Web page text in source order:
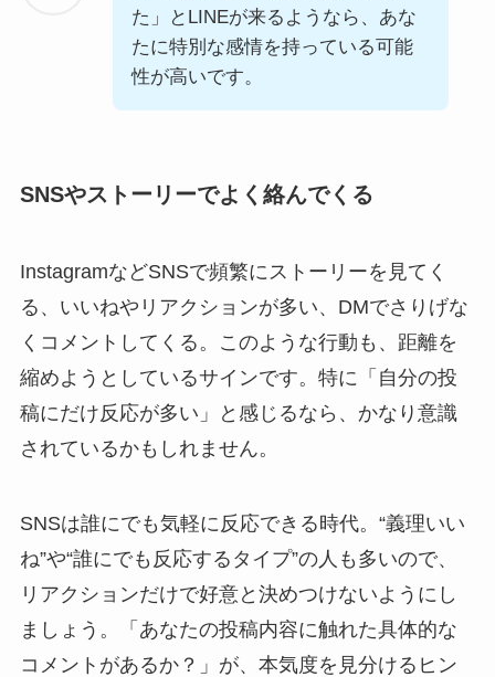
た」とLINEが来るようなら、あな
たに特別な感情を持っている可能
性が高いです。
SNSやストーリーでよく絡んでくる
InstagramなどSNSで頻繁にストーリーを見てく
る、いいねやリアクションが多い、DMでさりげな
くコメントしてくる。このような行動も、距離を
縮めようとしているサインです。特に「自分の投
稿にだけ反応が多い」と感じるなら、かなり意識
されているかもしれません。
SNSは誰にでも気軽に反応できる時代。“義理いい
ね”や“誰にでも反応するタイプ”の人も多いので、
リアクションだけで好意と決めつけないようにし
ましょう。「あなたの投稿内容に触れた具体的な
コメントがあるか？」が、本気度を見分けるヒン